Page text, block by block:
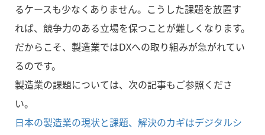
るケースも少なくありません。こうした課題を放置す
れば、競争力のある立場を保つことが難しくなります。
だからこそ、製造業ではDXへの取り組みが急がれてい
るのです。
製造業の課題については、次の記事もご参照くださ
い。
日本の製造業の現状と課題、解決のカギはデジタルシ